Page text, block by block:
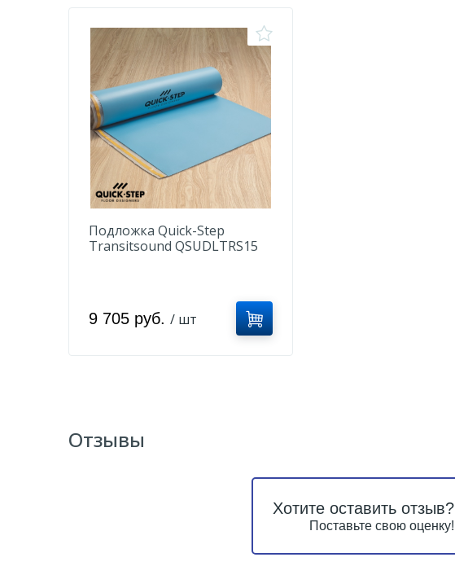
Подложка Quick-Step
Transitsound QSUDLTRS15
9 705 руб. / шт
Отзывы
Хотите оставить отзыв?
Поставьте свою оценку!